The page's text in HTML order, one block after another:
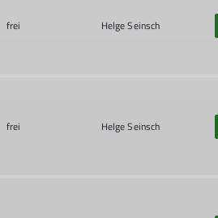
frei Helge Seinsch
frei Helge Seinsch